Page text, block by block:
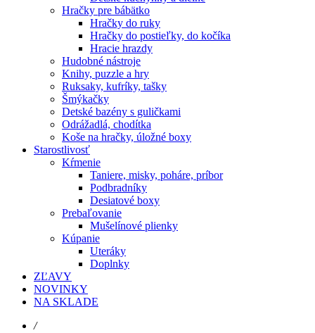
Hračky pre bábätko
Hračky do ruky
Hračky do postieľky, do kočíka
Hracie hrazdy
Hudobné nástroje
Knihy, puzzle a hry
Ruksaky, kufríky, tašky
Šmýkačky
Detské bazény s guličkami
Odrážadlá, chodítka
Koše na hračky, úložné boxy
Starostlivosť
Kŕmenie
Taniere, misky, poháre, príbor
Podbradníky
Desiatové boxy
Prebaľovanie
Mušelínové plienky
Kúpanie
Uteráky
Doplnky
ZĽAVY
NOVINKY
NA SKLADE
/